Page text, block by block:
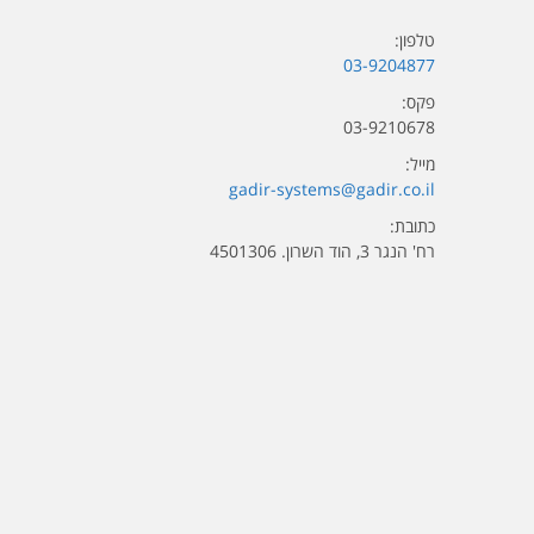
טלפון:
03-9204877
פקס:
03-9210678
מייל:
gadir-systems@gadir.co.il
כתובת:
רח' הנגר 3, הוד השרון. 4501306